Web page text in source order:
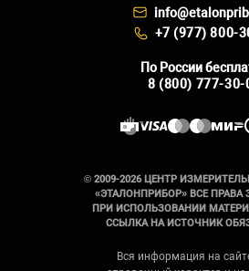
+7 (977) 800-
По России
8 (800) 777-30-
© 2009-2026 ЦЕНТР
«ЭТАЛОНПРИБОР» ВСЕ
ПРИ ИСПОЛЬЗОВАНИИ
ССЫЛКА НА ИСТОЧНИК
Вся информация на